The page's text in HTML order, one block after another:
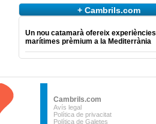
+ Cambrils.com
Un nou catamarà ofereix experiències
marítimes prèmium a la Mediterrània
Cambrils.com
Avís legal
Política de privacitat
Política de Galetes